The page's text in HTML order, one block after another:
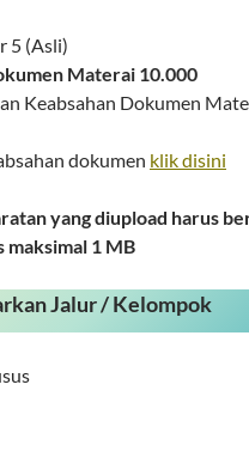
5 (Asli)
Materai 10.000
Keabsahan Dokumen
dokumen klik disini
yang diupload harus
maksimal 1 MB
Jalur / Kelompok